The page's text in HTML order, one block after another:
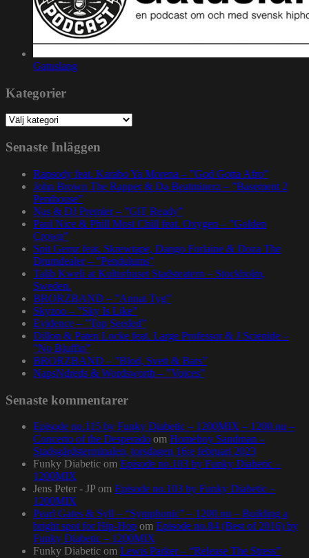
Gatuslang
Kategorier
Kategorier
Senaste Inläggen
Rapsody feat. Karabo Ya Morena – ”God Gotta Afro”
John Brown The Rapper & Da Beatminerz – ”Basement 2
Penthouse”
Nas & DJ Premier – ”GiT Ready”
Paul Nice & Phill Most Chill feat. Oxygen – ”Golden
Crown”
Spit Gemz feat. Skrewtape, Dango Forlaine & Doza The
Drumdealer – ”Pendulums”
Talib Kweli at Kulturhuset Stadsteatern – Stockholm,
Sweden.
BRORZBAND – ”Annat Tyg”
Skyzoo – ”Sky Is Like”
Evidence – ”Top Seeded”
Dillon & Paten Locke feat. Large Professor & J Scienide –
”No Bluffin”
BRORZBAND – ”Blod, Svett & Bars”
NapsNdreds & Wordsworth – ”Voices”
Senaste kommentarer
Episode no.115 by Funky Diabetic – 1200MIX – 1200.nu –
Concerto of the Desperado om Homeboy Sandman –
Stadsgårdsterminalen, torsdagen 16:e februari 2023
Funky Diabetic om Episode no.103 by Funky Diabetic –
1200MIX
Jens Peter - JP om Episode no.103 by Funky Diabetic –
1200MIX
Pearl Gates & Syll – “Symphonic” – 1200.nu – Building a
bright spot for Hip-Hop om Episode no.84 (Best of 2016) by
Funky Diabetic – 1200MIX
Funky Diabetic om Lewis Parker – “Release The Stress”